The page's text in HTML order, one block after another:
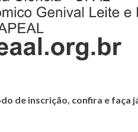
de inscrição, confira e faça